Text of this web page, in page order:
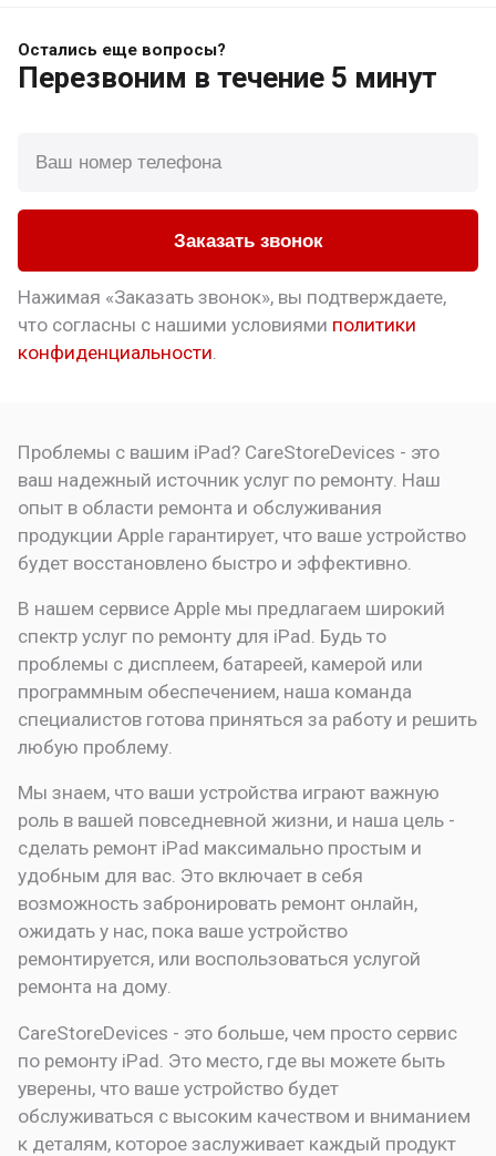
Остались еще вопросы?
Перезвоним в течение 5 минут
Заказать звонок
Нажимая «Заказать звонок», вы подтверждаете,
что согласны с нашими условиями политики
конфиденциальности
Проблемы с вашим iPad? CareStoreDevices - это
ваш надежный источник услуг по ремонту. Наш
опыт в области ремонта и обслуживания
продукции Apple гарантирует, что ваше устройство
будет восстановлено быстро и эффективно.
В нашем сервисе Apple мы предлагаем широкий
спектр услуг по ремонту для iPad. Будь то
проблемы с дисплеем, батареей, камерой или
программным обеспечением, наша команда
специалистов готова приняться за работу и решить
любую проблему.
Мы знаем, что ваши устройства играют важную
роль в вашей повседневной жизни, и наша цель -
сделать ремонт iPad максимально простым и
удобным для вас. Это включает в себя
возможность забронировать ремонт онлайн,
ожидать у нас, пока ваше устройство
ремонтируется, или воспользоваться услугой
ремонта на дому.
CareStoreDevices - это больше, чем просто сервис
по ремонту iPad. Это место, где вы можете быть
уверены, что ваше устройство будет
обслуживаться с высоким качеством и вниманием
к деталям, которое заслуживает каждый продукт